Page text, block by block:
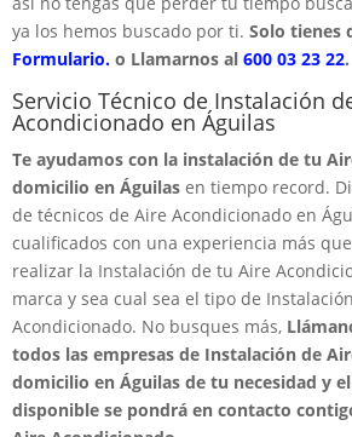
ya los hemos buscado por ti. Solo tienes
Formulario. o Llamarnos al 600 03 23 22.
Servicio Técnico de Instalación
Acondicionado en Águilas
Te ayudamos con la instalación de tu
domicilio en Águilas en tiempo record.
de técnicos de Aire Acondicionado en
cualificados con una experiencia más
realizar la Instalación de tu Aire
marca y sea cual sea el tipo de
Acondicionado. No busques más,
todos las empresas de Instalación de
domicilio en Águilas de tu necesidad y
disponible se pondrá en contacto